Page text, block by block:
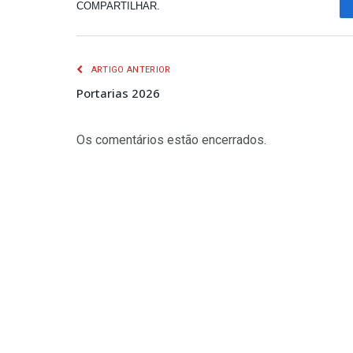
COMPARTILHAR.
ARTIGO ANTERIOR
Portarias 2026
Os comentários estão encerrados.